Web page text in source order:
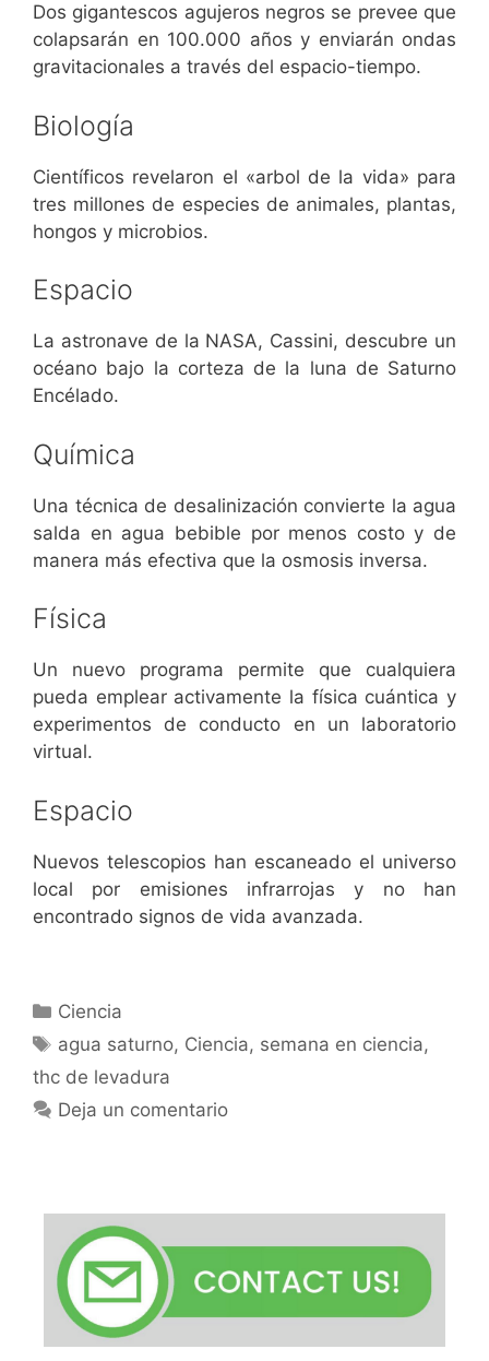
Dos gigantescos agujeros negros se prevee que
colapsarán en 100.000 años y enviarán ondas
gravitacionales a través del espacio-tiempo.
Biología
Científicos revelaron el «arbol de la vida» para
tres millones de especies de animales, plantas,
hongos y microbios.
Espacio
La astronave de la NASA, Cassini, descubre un
océano bajo la corteza de la luna de Saturno
Encélado.
Química
Una técnica de desalinización convierte la agua
salda en agua bebible por menos costo y de
manera más efectiva que la osmosis inversa.
Física
Un nuevo programa permite que cualquiera
pueda emplear activamente la física cuántica y
experimentos de conducto en un laboratorio
virtual.
Espacio
Nuevos telescopios han escaneado el universo
local por emisiones infrarrojas y no han
encontrado signos de vida avanzada.
Categorías
Ciencia
Etiquetas
agua saturno, Ciencia, semana en ciencia,
thc de levadura
Deja un comentario